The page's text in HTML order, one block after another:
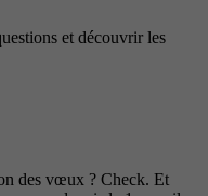
et découvrir les
des vœux ? Check. Et